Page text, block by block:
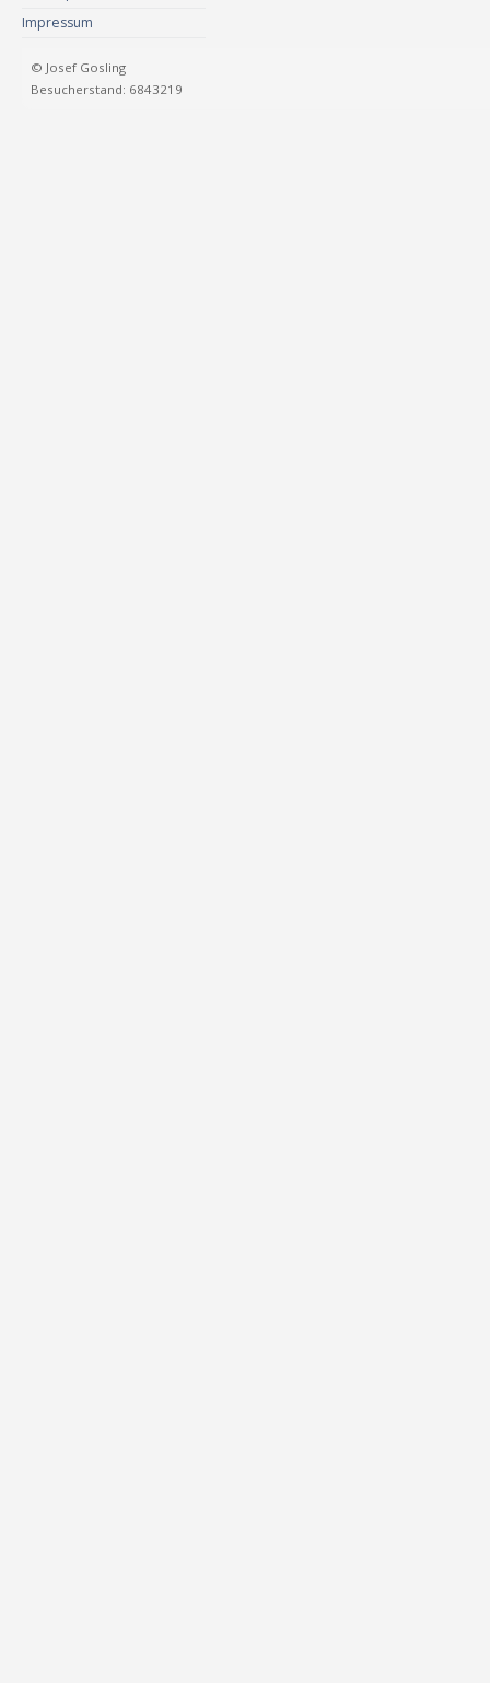
Impressum
© Josef Gosling
Besucherstand: 6843219